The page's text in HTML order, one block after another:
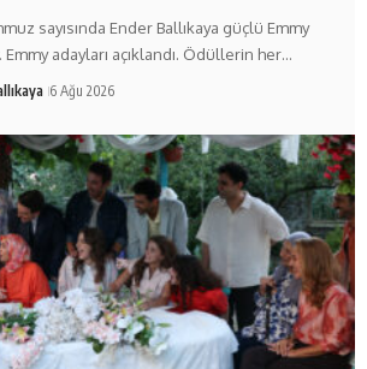
sayısında Ender Ballıkaya güçlü Emmy
Emmy adayları açıklandı. Ödüllerin her…
6 Ağu 2026